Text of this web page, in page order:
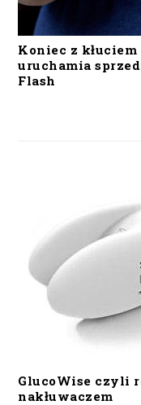
Koniec z
uruchamia
Flash
GlucoWise czyli
nakłuwaczem